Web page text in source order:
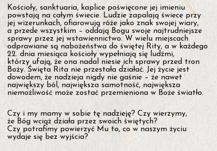
i
e
Kościoły, sanktuaria, kaplice poświęcone jej imieniu
powstają na całym świecie. Ludzie zapalają świece przy
jej wizerunkach, ofiarowują róże jako znak swojej wiary,
a przede wszystkim – oddają Bogu swoje najtrudniejsze
sprawy przez jej wstawiennictwo. W wielu miejscach
odprawiane są nabożeństwa do świętej Rity, a w każdego
22. dnia miesiąca kościoły wypełniają się ludźmi,
którzy ufają, że ona nadal niesie ich sprawy przed tron
Boży. Święta Rita nie przestała działać. Jej życie jest
dowodem, że nadzieja nigdy nie gaśnie – że nawet
największy ból, największa samotność, największa
niemożliwość może zostać przemieniona w Boże światło.
Czy i my mamy w sobie tę nadzieję? Czy wierzymy,
że Bóg wciąż działa przez swoich świętych?
Czy potrafimy powierzyć Mu to, co w naszym życiu
wydaje się bez wyjścia?